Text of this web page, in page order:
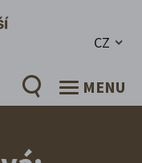
CZ
MENU